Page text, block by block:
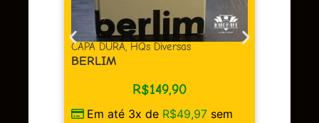
CAPA DURA, HQs Diversas
BERLIM
R$149,90
Em até 3x de R$49,97 sem